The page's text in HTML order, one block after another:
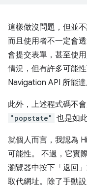
這樣做沒問題，但並
而且使用者不一定會
會提交表單，甚至使用
情況，但有許多可能
Navigation API 所能達
此外，上述程式碼不
"popstate" 也是如此
就個人而言，我認為
可能性。 不過，它實
瀏覽器中按下「返回
取代網址。除了手動